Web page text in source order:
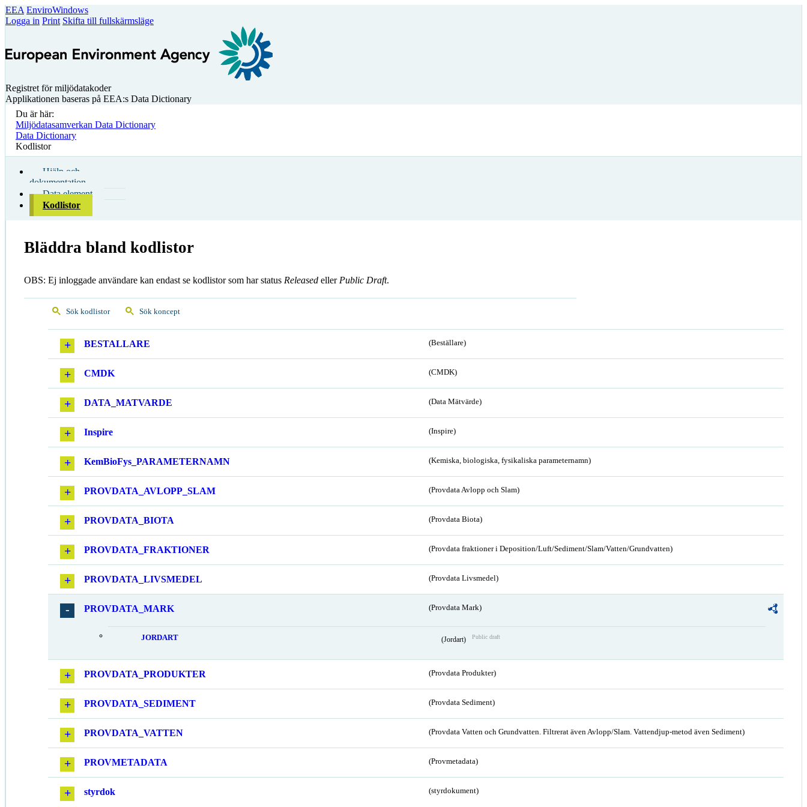
EEA EnviroWindows
Logga in Print Skifta till fullskärmsläge
Registret för miljödatakoder
Applikationen baseras på EEA:s Data Dictionary
Du är här:
Miljödatasamverkan Data Dictionary
Data Dictionary
Kodlistor
Hjälp och
dokumentation
Data element
Kodlistor
Bläddra bland kodlistor
OBS: Ej inloggade användare kan endast se kodlistor som har status Released eller Public Draft.
Sök kodlistor Sök koncept
BESTALLARE (Beställare)
CMDK (CMDK)
DATA_MATVARDE (Data Mätvärde)
Inspire (Inspire)
KemBioFys_PARAMETERNAMN (Kemiska, biologiska, fysikaliska parameternamn)
PROVDATA_AVLOPP_SLAM (Provdata Avlopp och Slam)
PROVDATA_BIOTA (Provdata Biota)
PROVDATA_FRAKTIONER (Provdata fraktioner i Deposition/Luft/Sediment/Slam/Vatten/Grundvatten)
PROVDATA_LIVSMEDEL (Provdata Livsmedel)
PROVDATA_MARK (Provdata Mark)
JORDART (Jordart) Public draft
PROVDATA_PRODUKTER (Provdata Produkter)
PROVDATA_SEDIMENT (Provdata Sediment)
PROVDATA_VATTEN (Provdata Vatten och Grundvatten. Filtrerat även Avlopp/Slam. Vattendjup-metod även Sediment)
PROVMETADATA (Provmetadata)
styrdok (styrdokument)